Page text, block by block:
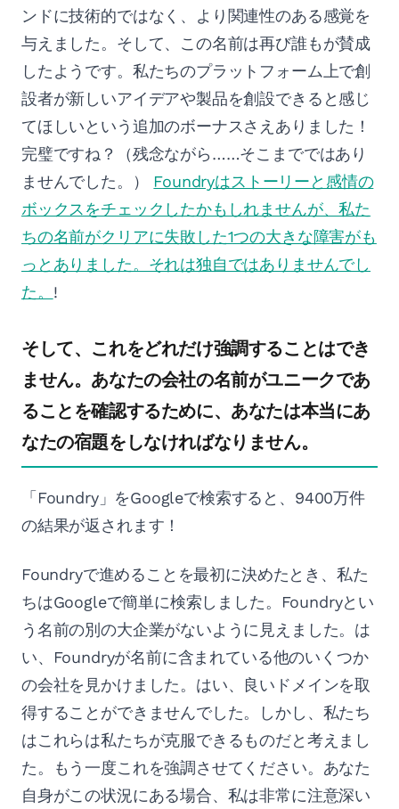
ンドに技術的ではなく、より関連性のある感覚を
与えました。そして、この名前は再び誰もが賛成
したようです。私たちのプラットフォーム上で創
設者が新しいアイデアや製品を創設できると感じ
てほしいという追加のボーナスさえありました！
完璧ですね？（残念ながら……そこまでではあり
ませんでした。） Foundryはストーリーと感情の
ボックスをチェックしたかもしれませんが、私た
ちの名前がクリアに失敗した1つの大きな障害がも
っとありました。それは独自ではありませんでし
た。 !
そして、これをどれだけ強調することはでき
ません。あなたの会社の名前がユニークであ
ることを確認するために、あなたは本当にあ
なたの宿題をしなければなりません。
「Foundry」をGoogleで検索すると、9400万件
の結果が返されます！
Foundryで進めることを最初に決めたとき、私た
ちはGoogleで簡単に検索しました。Foundryとい
う名前の別の大企業がないように見えました。は
い、Foundryが名前に含まれている他のいくつか
の会社を見かけました。はい、良いドメインを取
得することができませんでした。しかし、私たち
はこれらは私たちが克服できるものだと考えまし
た。もう一度これを強調させてください。あなた
自身がこの状況にある場合、私は非常に注意深い